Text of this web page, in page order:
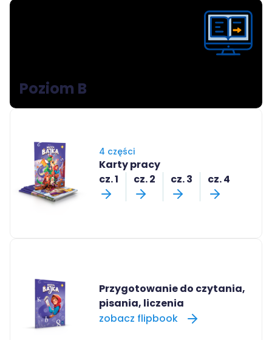
Poziom B
4 części
Karty pracy
cz. 1
cz. 2 cz. 3 cz. 4
Przygotowanie do czytania,
pisania, liczenia
zobacz flipbook